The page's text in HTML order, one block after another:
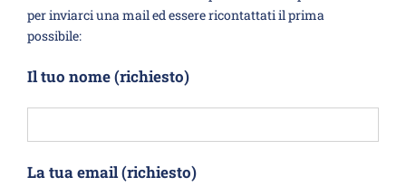
per inviarci una mail ed essere ricontattati il prima
possibile:
Il tuo nome (richiesto)
La tua email (richiesto)